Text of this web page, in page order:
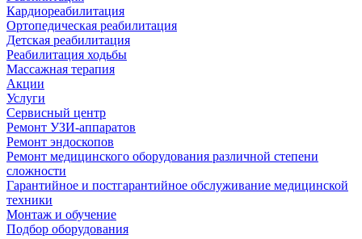
Кардиореабилитация
Ортопедическая реабилитация
Детская реабилитация
Реабилитация ходьбы
Массажная терапия
Акции
Услуги
Сервисный центр
Ремонт УЗИ-аппаратов
Ремонт эндоскопов
Ремонт медицинского оборудования различной степени
сложности
Гарантийное и постгарантийное обслуживание медицинской
техники
Монтаж и обучение
Подбор оборудования